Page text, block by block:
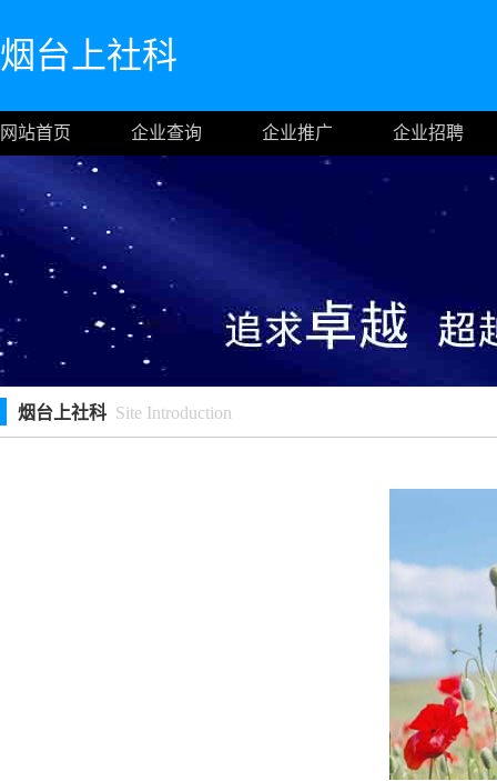
烟台上社科
网站首页 企业查询 企业推广 企业招聘
烟台上社科 Site Introduction